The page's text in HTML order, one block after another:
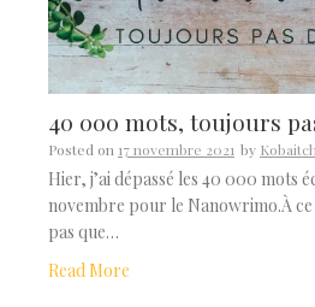
40 000 mots, toujours
Posted on 17 novembre 2021 by
Hier, j’ai dépassé les 40 000 mots
novembre pour le Nanowrimo.À ce
pas que…
Read More